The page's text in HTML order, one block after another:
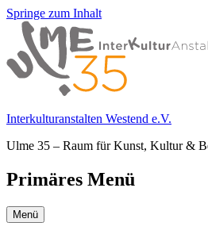
Springe zum Inhalt
Interkulturanstalten Westend e.V.
Ulme 35 – Raum für Kunst, Kultur &
Primäres Menü
Menü